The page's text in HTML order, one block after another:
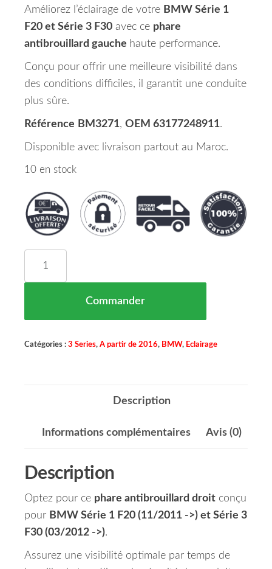
Améliorez l’éclairage de votre BMW Série 1
F20 et Série 3 F30 avec ce phare
antibrouillard gauche haute performance.
Conçu pour offrir une meilleure visibilité dans
des conditions difficiles, il garantit une conduite
plus sûre.
Référence BM3271, OEM 63177248911.
Disponible avec livraison partout au Maroc.
10 en stock
Commander
Catégories : 3 Series, A partir de 2016, BMW, Eclairage
Description
Informations complémentaires Avis (0)
Description
Optez pour ce phare antibrouillard droit conçu
pour BMW Série 1 F20 (11/2011 ->) et Série 3
F30 (03/2012 ->).
Assurez une visibilité optimale par temps de